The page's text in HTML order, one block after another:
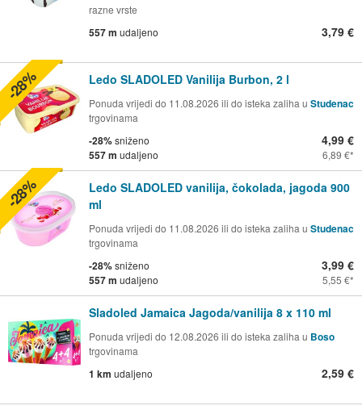
razne vrste
557 m udaljeno 3,79 €
Ledo SLADOLED Vanilija Burbon, 2 l
Ponuda vrijedi do 11.08.2026 ili do isteka zaliha u Studenac
trgovinama
-28%sniženo
557 m udaljeno
4,99 €
6,89 €
-28%
Ledo SLADOLED vanilija, čokolada, jagoda 900
ml
Ponuda vrijedi do 11.08.2026 ili do isteka zaliha u Studenac
trgovinama
-28%sniženo
557 m udaljeno
3,99 €
5,55 €
-28%
Sladoled Jamaica Jagoda/vanilija 8 x 110 ml
Ponuda vrijedi do 12.08.2026 ili do isteka zaliha u Boso
trgovinama
1 km udaljeno 2,59 €